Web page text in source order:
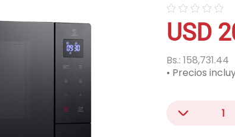
☆☆☆☆☆
USD
Bs.: 158,731.44
• Precios
－